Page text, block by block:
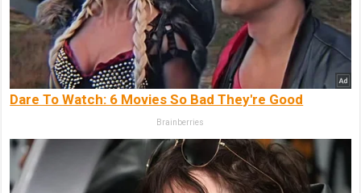
Dare To Watch: 6 Movies So Bad They're Good
Brainberries